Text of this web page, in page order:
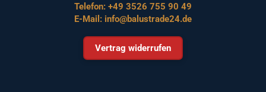
Telefon: +49 3526 755 90 49
E-Mail: info@balustrade24.de
Vertrag widerrufen